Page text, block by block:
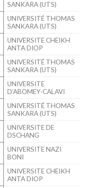
SANKARA (UTS)
UNIVERSITÉ THOMAS
SANKARA (UTS)
UNIVERSITE CHEIKH
ANTA DIOP
UNIVERSITÉ THOMAS
SANKARA (UTS)
UNIVERSITE
D’ABOMEY-CALAVI
UNIVERSITÉ THOMAS
SANKARA (UTS)
UNIVERSITE DE
DSCHANG
UNIVERSITE NAZI
BONI
UNIVERSITE CHEIKH
ANTA DIOP